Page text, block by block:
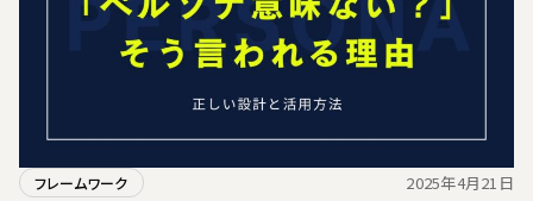
フレームワーク 2025年4月21日